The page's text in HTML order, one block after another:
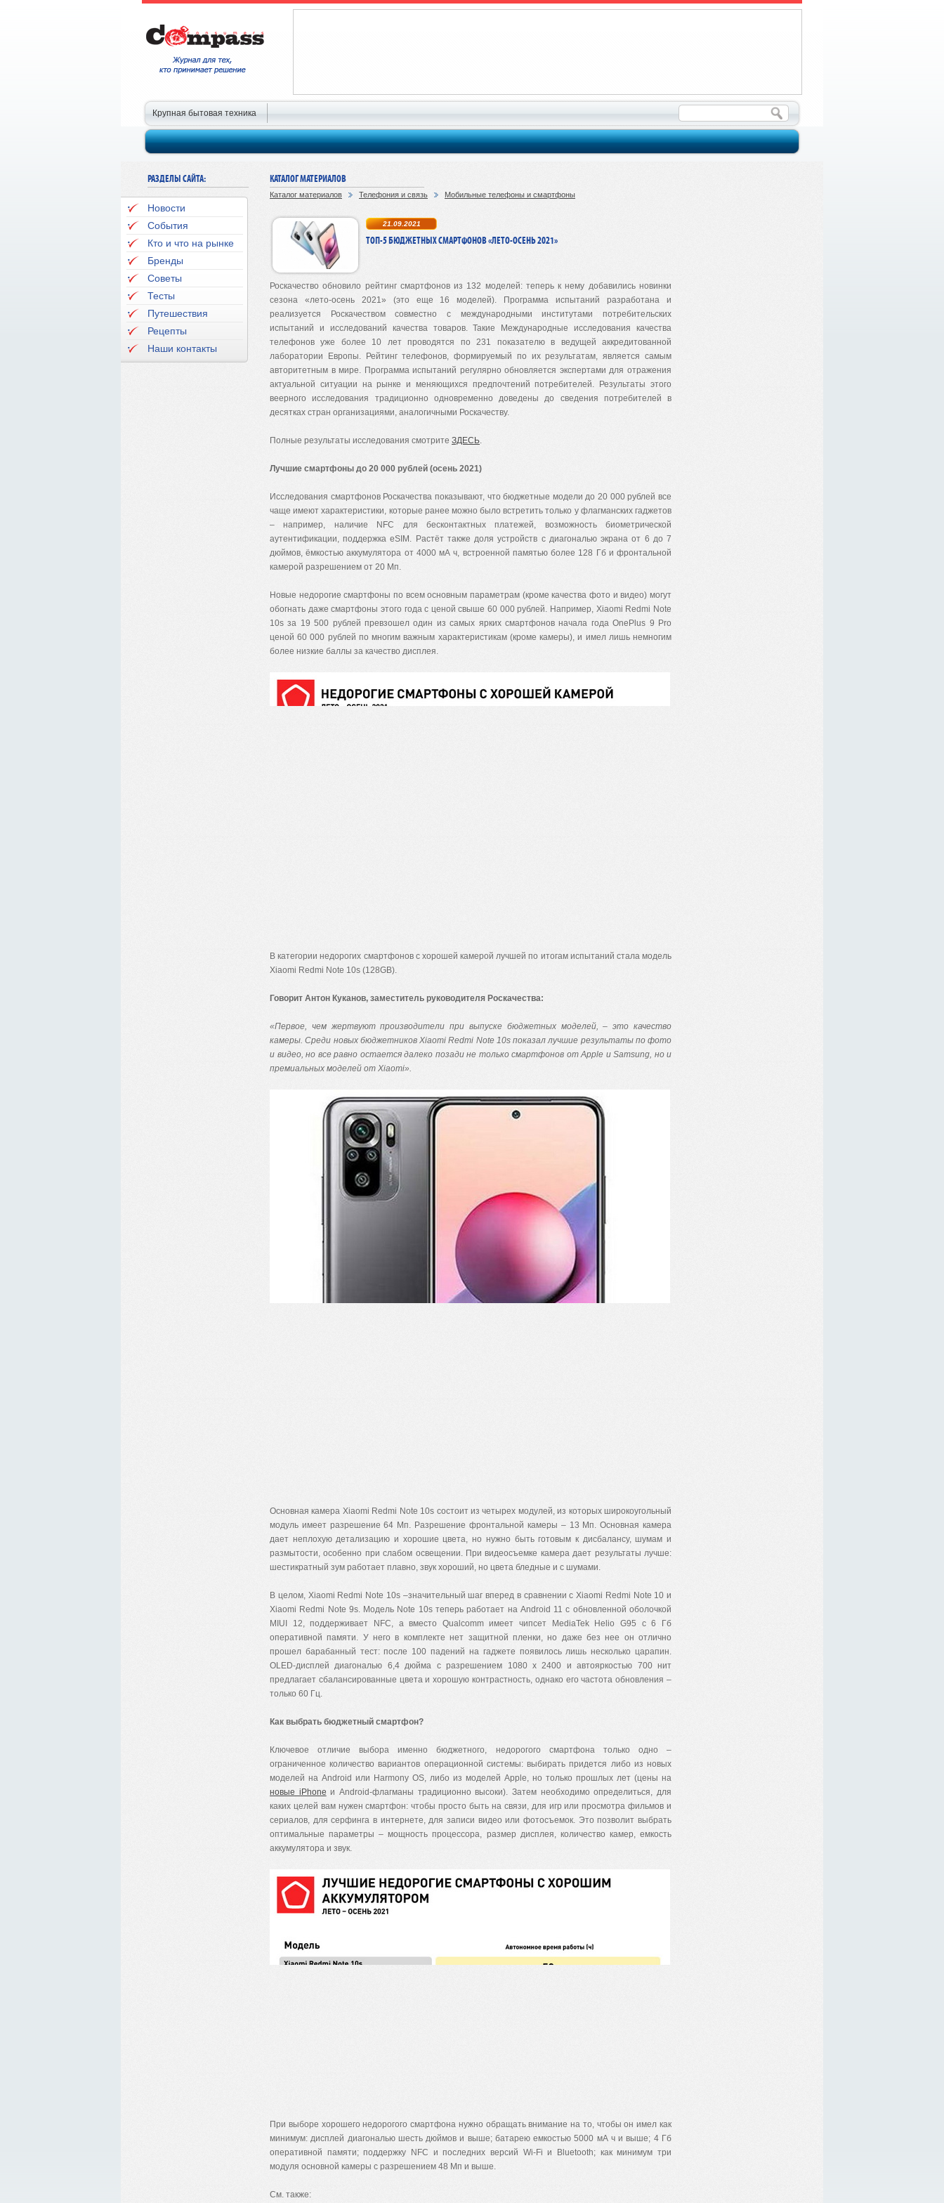
РАЗДЕЛЫ САЙТА:
Новости
События
Кто и что на рынке
Бренды
Советы
Тесты
Путешествия
Рецепты
Наши контакты
КАТАЛОГ МАТЕРИАЛОВ
Каталог материалов Телефония и связь Мобильные телефоны и смартфоны
21.09.2021
ТОП-5 БЮДЖЕТНЫХ СМАРТФОНОВ «ЛЕТО-ОСЕНЬ 2021»
Роскачество обновило рейтинг смартфонов из 132 моделей: теперь к нему добавились новинки
сезона «лето-осень 2021» (это еще 16 моделей). Программа испытаний разработана и
реализуется Роскачеством совместно с международными институтами потребительских
испытаний и исследований качества товаров. Такие Международные исследования качества
телефонов уже более 10 лет проводятся по 231 показателю в ведущей аккредитованной
лаборатории Европы. Рейтинг телефонов, формируемый по их результатам, является самым
авторитетным в мире. Программа испытаний регулярно обновляется экспертами для отражения
актуальной ситуации на рынке и меняющихся предпочтений потребителей. Результаты этого
веерного исследования традиционно одновременно доведены до сведения потребителей в
десятках стран организациями, аналогичными Роскачеству.
Полные результаты исследования смотрите ЗДЕСЬ.
Лучшие смартфоны до 20 000 рублей (осень 2021)
Исследования смартфонов Роскачества показывают, что бюджетные модели до 20 000 рублей все
чаще имеют характеристики, которые ранее можно было встретить только у флагманских гаджетов
– например, наличие NFС для бесконтактных платежей, возможность биометрической
аутентификации, поддержка eSIM. Растёт также доля устройств с диагональю экрана от 6 до 7
дюймов, ёмкостью аккумулятора от 4000 мА ч, встроенной памятью более 128 Гб и фронтальной
камерой разрешением от 20 Мп.
Новые недорогие смартфоны по всем основным параметрам (кроме качества фото и видео) могут
обогнать даже смартфоны этого года с ценой свыше 60 000 рублей. Например, Xiaomi Redmi Note
10s за 19 500 рублей превзошел один из самых ярких смартфонов начала года OnePlus 9 Pro
ценой 60 000 рублей по многим важным характеристикам (кроме камеры), и имел лишь немногим
более низкие баллы за качество дисплея.
В категории недорогих смартфонов с хорошей камерой лучшей по итогам испытаний стала модель
Xiaomi Redmi Note 10s (128GB).
Говорит Антон Куканов, заместитель руководителя Роскачества:
«Первое, чем жертвуют производители при выпуске бюджетных моделей, – это качество
камеры. Среди новых бюджетников Xiaomi Redmi Note 10s показал лучшие результаты по фото
и видео, но все равно остается далеко позади не только смартфонов от Apple и Samsung, но и
премиальных моделей от Xiaomi».
Основная камера Xiaomi Redmi Note 10s состоит из четырех модулей, из которых широкоугольный
модуль имеет разрешение 64 Мп. Разрешение фронтальной камеры – 13 Мп. Основная камера
дает неплохую детализацию и хорошие цвета, но нужно быть готовым к дисбалансу, шумам и
размытости, особенно при слабом освещении. При видеосъемке камера дает результаты лучше:
шестикратный зум работает плавно, звук хороший, но цвета бледные и с шумами.
В целом, Xiaomi Redmi Note 10s –значительный шаг вперед в сравнении с Xiaomi Redmi Note 10 и
Xiaomi Redmi Note 9s. Модель Note 10s теперь работает на Android 11 с обновленной оболочкой
MIUI 12, поддерживает NFC, а вместо Qualcomm имеет чипсет MediaTek Helio G95 с 6 Гб
оперативной памяти. У него в комплекте нет защитной пленки, но даже без нее он отлично
прошел барабанный тест: после 100 падений на гаджете появилось лишь несколько царапин.
OLED-дисплей диагональю 6,4 дюйма с разрешением 1080 x 2400 и автояркостью 700 нит
предлагает сбалансированные цвета и хорошую контрастность, однако его частота обновления –
только 60 Гц.
Как выбрать бюджетный смартфон?
Ключевое отличие выбора именно бюджетного, недорогого смартфона только одно –
ограниченное количество вариантов операционной системы: выбирать придется либо из новых
моделей на Android или Harmony OS, либо из моделей Apple, но только прошлых лет (цены на
новые iPhone и Android-флагманы традиционно высоки). Затем необходимо определиться, для
каких целей вам нужен смартфон: чтобы просто быть на связи, для игр или просмотра фильмов и
сериалов, для серфинга в интернете, для записи видео или фотосъемок. Это позволит выбрать
оптимальные параметры – мощность процессора, размер дисплея, количество камер, емкость
аккумулятора и звук.
При выборе хорошего недорогого смартфона нужно обращать внимание на то, чтобы он имел как
минимум: дисплей диагональю шесть дюймов и выше; батарею емкостью 5000 мА ч и выше; 4 Гб
оперативной памяти; поддержку NFC и последних версий Wi-Fi и Bluetooth; как минимум три
модуля основной камеры с разрешением 48 Мп и выше.
См. также:
Крупная бытовая техника